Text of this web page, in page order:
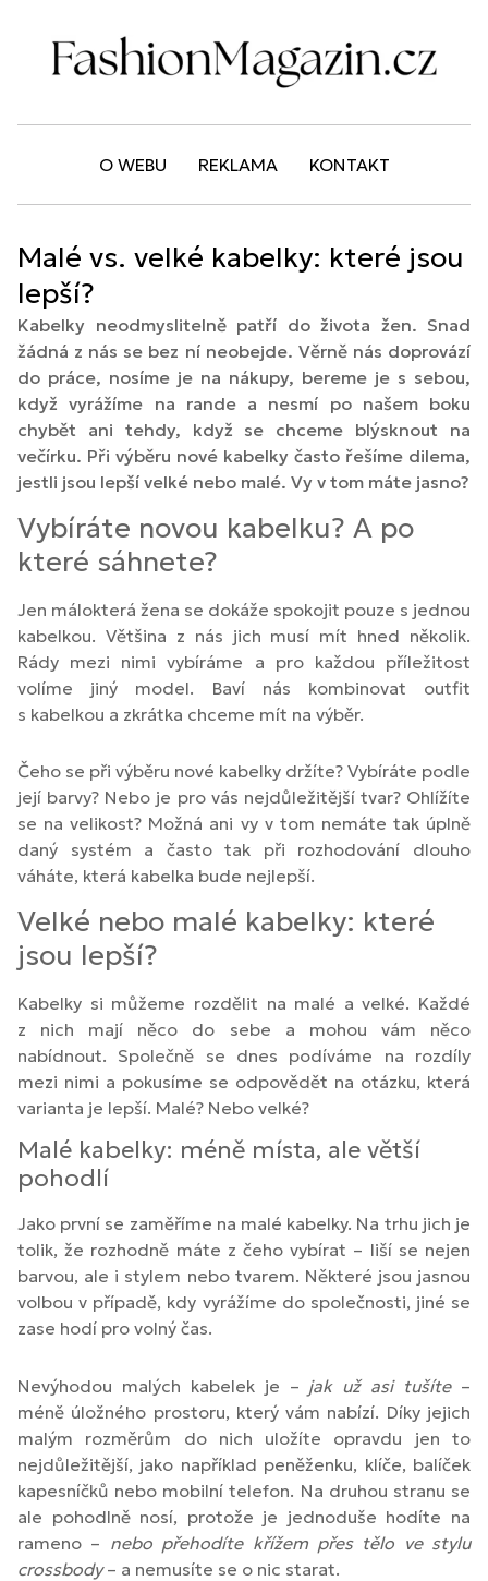
O WEBU REKLAMA KONTAKT
Malé vs. velké kabelky: které jsou
lepší?
Kabelky neodmyslitelně patří do života žen. Snad
žádná z nás se bez ní neobejde. Věrně nás doprovází
do práce, nosíme je na nákupy, bereme je s sebou,
když vyrážíme na rande a nesmí po našem boku
chybět ani tehdy, když se chceme blýsknout na
večírku. Při výběru nové kabelky často řešíme dilema,
jestli jsou lepší velké nebo malé. Vy v tom máte jasno?
Vybíráte novou kabelku? A po
které sáhnete?
Jen málokterá žena se dokáže spokojit pouze s jednou
kabelkou. Většina z nás jich musí mít hned několik.
Rády mezi nimi vybíráme a pro každou příležitost
volíme jiný model. Baví nás kombinovat outfit
s kabelkou a zkrátka chceme mít na výběr.
Čeho se při výběru nové kabelky držíte? Vybíráte podle
její barvy? Nebo je pro vás nejdůležitější tvar? Ohlížíte
se na velikost? Možná ani vy v tom nemáte tak úplně
daný systém a často tak při rozhodování dlouho
váháte, která kabelka bude nejlepší.
Velké nebo malé kabelky: které
jsou lepší?
Kabelky si můžeme rozdělit na malé a velké. Každé
z nich mají něco do sebe a mohou vám něco
nabídnout. Společně se dnes podíváme na rozdíly
mezi nimi a pokusíme se odpovědět na otázku, která
varianta je lepší. Malé? Nebo velké?
Malé kabelky: méně místa, ale větší
pohodlí
Jako první se zaměříme na malé kabelky. Na trhu jich je
tolik, že rozhodně máte z čeho vybírat – liší se nejen
barvou, ale i stylem nebo tvarem. Některé jsou jasnou
volbou v případě, kdy vyrážíme do společnosti, jiné se
zase hodí pro volný čas.
Nevýhodou malých kabelek je – jak už asi tušíte–
méně úložného prostoru, který vám nabízí. Díky jejich
malým rozměrům do nich uložíte opravdu jen to
nejdůležitější, jako například peněženku, klíče, balíček
kapesníčků nebo mobilní telefon. Na druhou stranu se
ale pohodlně nosí, protože je jednoduše hodíte na
rameno – nebo přehodíte křížem přes tělo ve stylu
crossbody– a nemusíte se o nic starat.